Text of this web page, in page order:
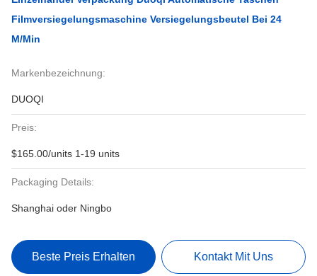
Filmversiegelungsmaschine Versiegelungsbeutel Bei 24
M/min
Markenbezeichnung:
DUOQI
Preis:
$165.00/units 1-19 units
Packaging Details:
Shanghai oder Ningbo
Beste Preis Erhalten Kontakt Mit Uns